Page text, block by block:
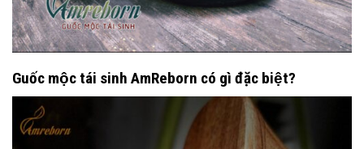
Guốc mộc tái sinh AmReborn có gì đặc biệt?